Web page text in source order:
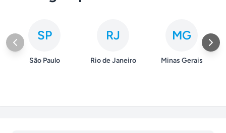
SP
São Paulo
RJ
Rio de Janeiro
MG
Minas Gerais